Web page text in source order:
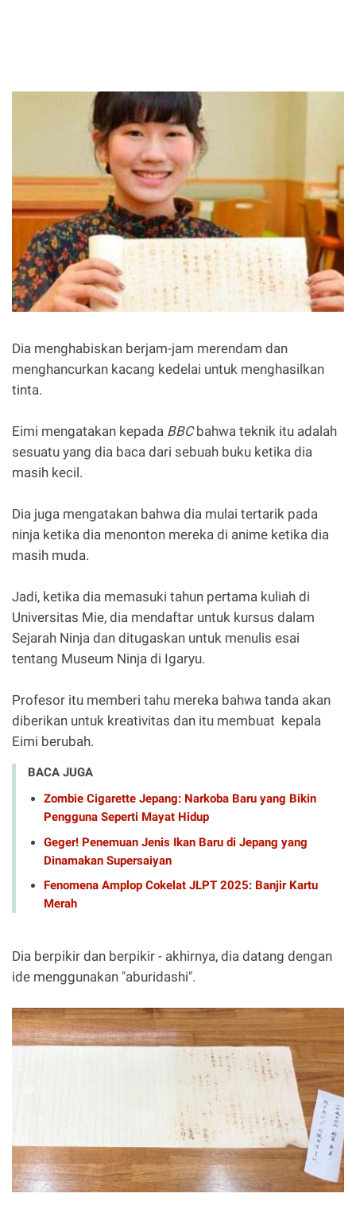
Dia menghabiskan berjam-jam merendam dan
menghancurkan kacang kedelai untuk menghasilkan
tinta.
Eimi mengatakan kepada BBCbahwa teknik itu adalah
sesuatu yang dia baca dari sebuah buku ketika dia
masih kecil.
Dia juga mengatakan bahwa dia mulai tertarik pada
ninja ketika dia menonton mereka di anime ketika dia
masih muda.
Jadi, ketika dia memasuki tahun pertama kuliah di
Universitas Mie, dia mendaftar untuk kursus dalam
Sejarah Ninja dan ditugaskan untuk menulis esai
tentang Museum Ninja di Igaryu.
Profesor itu memberi tahu mereka bahwa tanda akan
diberikan untuk kreativitas dan itu membuat kepala
Eimi berubah.
BACA JUGA
Zombie Cigarette Jepang: Narkoba Baru yang Bikin
Pengguna Seperti Mayat Hidup
Geger! Penemuan Jenis Ikan Baru di Jepang yang
Dinamakan Supersaiyan
Fenomena Amplop Cokelat JLPT 2025: Banjir Kartu
Merah
Dia berpikir dan berpikir - akhirnya, dia datang dengan
ide menggunakan "aburidashi".